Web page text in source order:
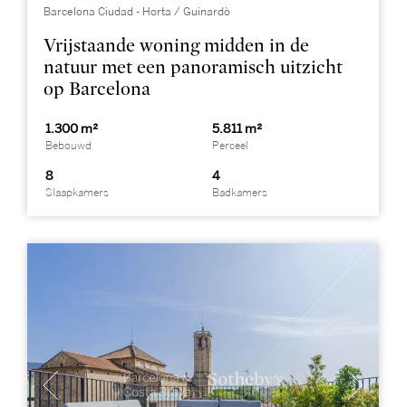
Barcelona Ciudad - Horta / Guinardò
Vrijstaande woning midden in de
natuur met een panoramisch uitzicht
op Barcelona
1.300 m²
Bebouwd
5.811 m²
Perceel
8
Slaapkamers
4
Badkamers